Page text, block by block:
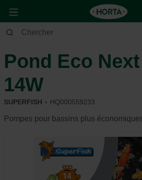
Jardin Étang
Pond Eco
14W
SUPERFISH HQ000559233
Pompes pour bassins plus